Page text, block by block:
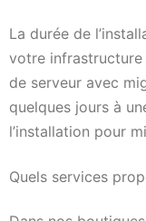
La durée de
votre infrastructure
de serveur avec
quelques jours à
l’installation pour
Quels services